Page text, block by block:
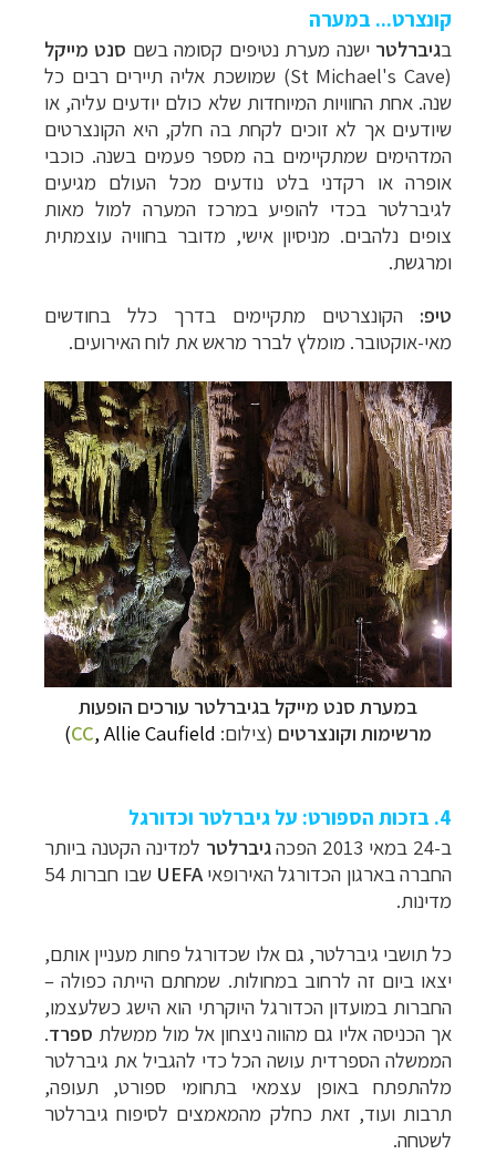
קונצרט... במערה
בגיברלטר ישנה מערת נטיפים קסומה בשם סנט מייקל
(
St Michael's Cave
)שמושכת אליה תיירים רבים כל
שנה. אחת החוויות המיוחדות שלא כולם יודעים עליה, או
שיודעים אך לא זוכים לקחת בה חלק, היא הקונצרטים
המדהימים שמתקיימים בה מספר פעמים בשנה. כוכבי
אופרה או רקדני בלט נודעים מכל העולם מגיעים
לגיברלטר בכדי להופיע במרכז המערה למול מאות
צופים נלהבים. מניסיון אישי, מדובר בחוויה עוצמתית
ומרגשת.
טיפ: הקונצרטים מתקיימים בדרך כלל בחודשים
מאי-אוקטובר. מומלץ לברר מראש את לוח האירועים.
במערת סנט מייקל בגיברלטר עורכים הופעות
מרשימות וקונצרטים (צילום: CC, Allie Caufield)
4. בזכות הספורט: על גיברלטר וכדורגל
ב-24 במאי 2013 הפכה
גיברלטר למדינה הקטנה ביותר
החברה בארגון הכדורגל האירופאיUEFA
שבו חברות 54
מדינות.
כל תושבי גיברלטר, גם אלו שכדורגל פחות מעניין אותם,
יצאו ביום זה לרחוב במחולות. שמחתם הייתה כפולה –
החברות במועדון הכדורגל היוקרתי הוא הישג כשלעצמו,
אך הכניסה אליו גם מהווה ניצחון אל מול ממשלת ספרד.
הממשלה הספרדית עושה הכל כדי להגביל את גיברלטר
מלהתפתח באופן עצמאי בתחומי ספורט, תעופה,
תרבות ועוד, זאת כחלק מהמאמצים לסיפוח גיברלטר
לשטחה.
קרוזים והפלגות נופש לחצו לרשימת היעדים »
תכנון טיולים למדינות אירופהלחצו לרשימת היעדים
»
תכנוןטיולים לאמריקה הצפונית לחצו לרשימת
היעדים »